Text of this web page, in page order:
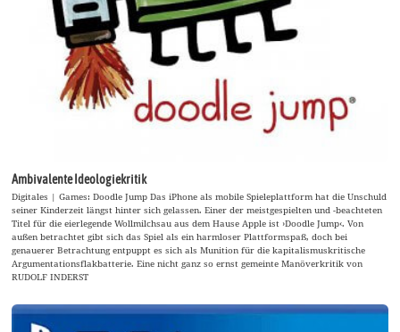
Ambivalente Ideologiekritik
Digitales | Games: Doodle Jump Das iPhone als mobile Spieleplattform hat die Unschuld
seiner Kinderzeit längst hinter sich gelassen. Einer der meistgespielten und -beachteten
Titel für die eierlegende Wollmilchsau aus dem Hause Apple ist ›Doodle Jump‹. Von
außen betrachtet gibt sich das Spiel als ein harmloser Plattformspaß, doch bei
genauerer Betrachtung entpuppt es sich als Munition für die kapitalismuskritische
Argumentationsflakbatterie. Eine nicht ganz so ernst gemeinte Manöverkritik von
RUDOLF INDERST